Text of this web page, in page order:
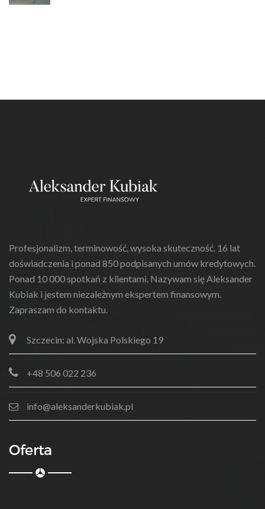
Profesjonalizm, terminowość, wysoka skuteczność. 16 lat
doświadczenia i ponad 850 podpisanych umów kredytowych.
Ponad 10 000 spotkań z klientami. Nazywam się Aleksander
Kubiak i jestem niezależnym ekspertem finansowym.
Zapraszam do kontaktu.
Szczecin: al. Wojska Polskiego 19
+48 506 022 236
info@aleksanderkubiak.pl
Oferta